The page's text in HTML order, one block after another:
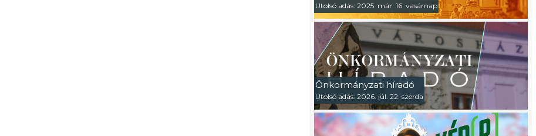
Utolsó adás: 2025. már. 16. vasárnap
Önkormányzati híradó
Utolsó adás: 2026. júl. 22. szerda